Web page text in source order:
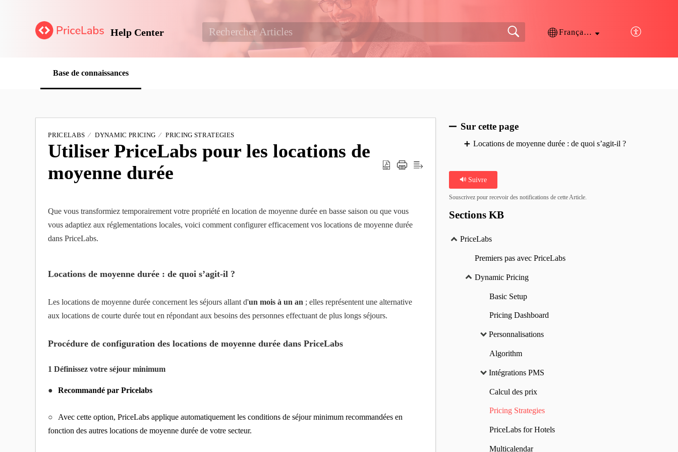
Help Center Français (France)
Base de connaissances
PRICELABS DYNAMIC PRICING PRICING STRATEGIES
Utiliser PriceLabs pour les locations de
moyenne durée
Que vous transformiez temporairement votre propriété en location de moyenne durée en basse saison ou que vous
vous adaptiez aux réglementations locales, voici comment configurer efficacement vos locations de moyenne durée
dans PriceLabs.
Locations de moyenne durée : de quoi s’agit-il ?
Les locations de moyenne durée concernent les séjours allant d'un mois à un an ; elles représentent une alternative
aux locations de courte durée tout en répondant aux besoins des personnes effectuant de plus longs séjours.
Procédure de configuration des locations de moyenne durée dans PriceLabs
1 Définissez votre séjour minimum
● Recommandé par Pricelabs
○
Avec cette option, PriceLabs applique automatiquement les conditions de séjour minimum recommandées en
fonction des autres locations de moyenne durée de votre secteur.
Sur cette page
Locations de moyenne durée : de quoi s’agit-il ?
Suivre
Souscrivez pour recevoir des notifications de cette Article.
Sections KB
PriceLabs
Premiers pas avec PriceLabs
Dynamic Pricing
Basic Setup
Pricing Dashboard
Personnalisations
Algorithm
Intégrations PMS
Calcul des prix
Pricing Strategies
PriceLabs for Hotels
Multicalendar